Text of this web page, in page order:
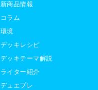
新商品情報
コラム
環境
デッキレシピ
デッキテーマ解説
ライター紹介
デュエプレ